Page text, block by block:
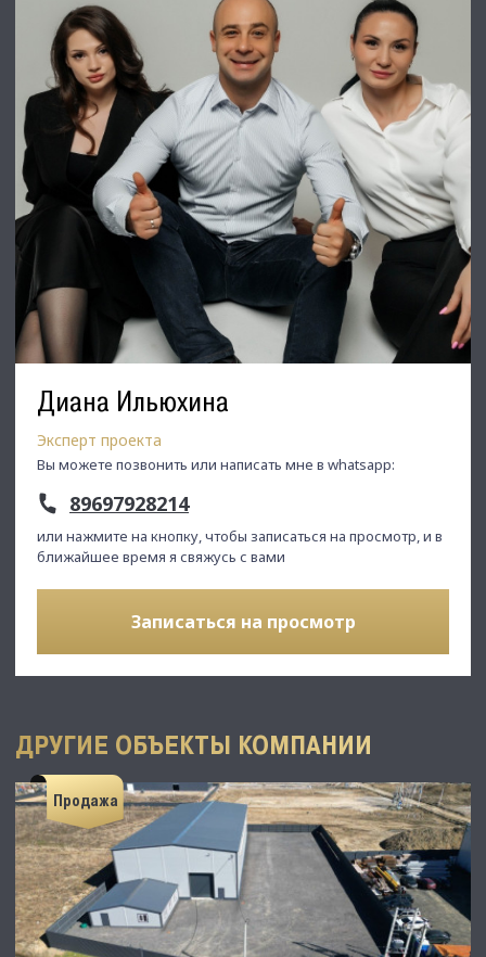
Диана Ильюхина
Эксперт проекта
Вы можете позвонить или написать мне в whatsapp:
89697928214
или нажмите на кнопку, чтобы записаться на просмотр, и в
ближайшее время я свяжусь с вами
Записаться на просмотр
ДРУГИЕ ОБЪЕКТЫ КОМПАНИИ
Продажа